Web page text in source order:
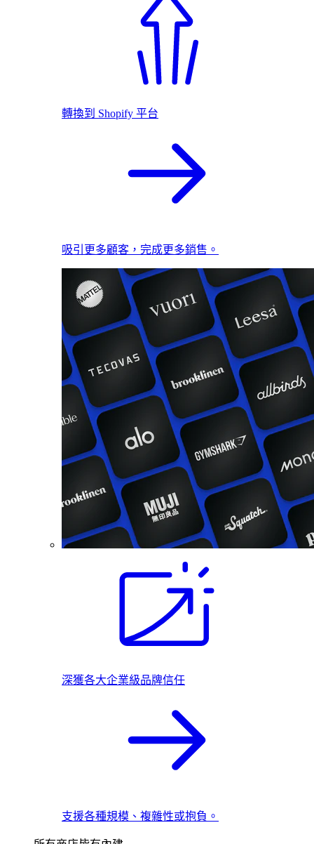
轉換到 Shopify 平台
吸引更多顧客，完成更多銷售。
深獲各大企業級品牌信任
支援各種規模、複雜性或抱負。